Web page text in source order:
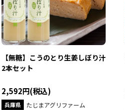
【無糖】こうのとり生姜しぼり汁
2本セット
2,592円(税込)
兵庫県 たじまアグリファーム